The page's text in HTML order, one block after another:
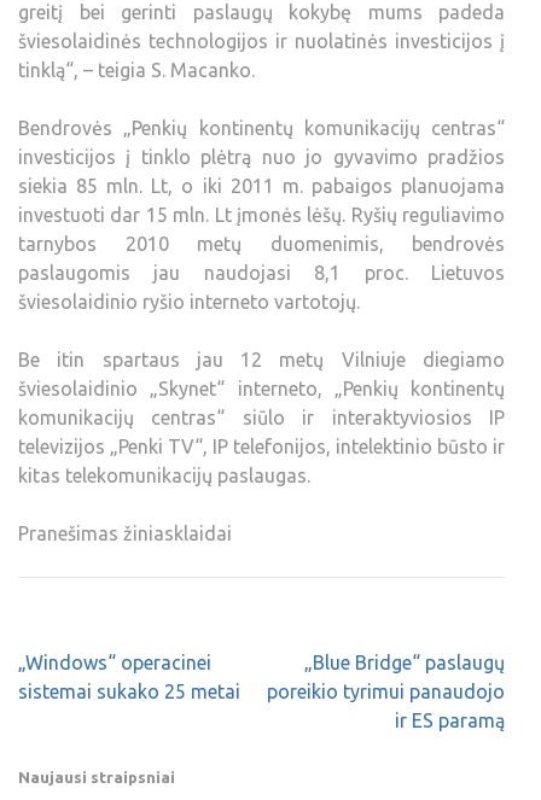
greitį bei gerinti paslaugų kokybę mums padeda
šviesolaidinės technologijos ir nuolatinės investicijos į
tinklą“, – teigia S. Macanko.
Bendrovės „Penkių kontinentų komunikacijų centras“
investicijos į tinklo plėtrą nuo jo gyvavimo pradžios
siekia 85 mln. Lt, o iki 2011 m. pabaigos planuojama
investuoti dar 15 mln. Lt įmonės lėšų. Ryšių reguliavimo
tarnybos 2010 metų duomenimis, bendrovės
paslaugomis jau naudojasi 8,1 proc. Lietuvos
šviesolaidinio ryšio interneto vartotojų.
Be itin spartaus jau 12 metų Vilniuje diegiamo
šviesolaidinio „Skynet“ interneto, „Penkių kontinentų
komunikacijų centras“ siūlo ir interaktyviosios IP
televizijos „Penki TV“, IP telefonijos, intelektinio būsto ir
kitas telekomunikacijų paslaugas.
Pranešimas žiniasklaidai
„Windows“ operacinei
sistemai sukako 25 metai
„Blue Bridge“ paslaugų
poreikio tyrimui panaudojo
ir ES paramą
Naujausi straipsniai